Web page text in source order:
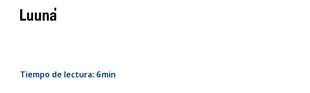
Tiempo de lectura: 6min